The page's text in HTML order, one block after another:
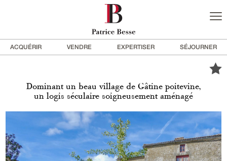
ACQUÉRIR VENDRE EXPERTISER SÉJOURNER
Dominant un beau village de Gâtine poitevine,
un logis séculaire soigneusement aménagé